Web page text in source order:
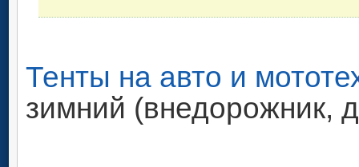
Тенты на авто и
зимний (внедорожник,